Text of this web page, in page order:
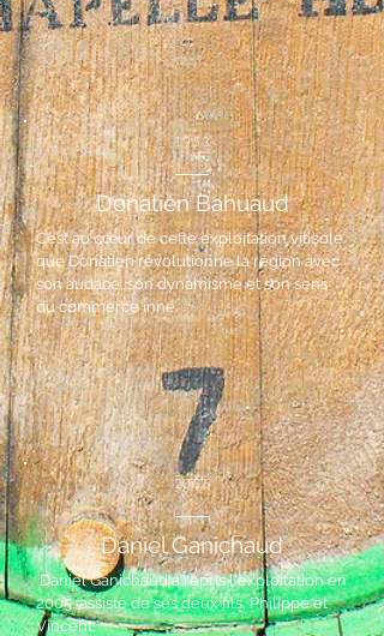
1953
Donatien Bahuaud
C’est au cœur de cette exploitation viticole
que Donatien révolutionne la région avec
son audace, son dynamisme et son sens
du commerce inné.
2005
Daniel Ganichaud
Daniel Ganichaud a repris l'exploitation en
2005, assisté de ses deux fils, Philippe et
Vincent.